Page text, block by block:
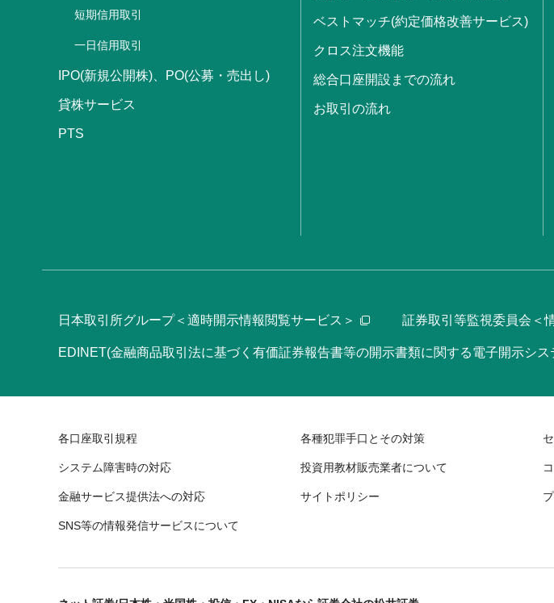
短期信用取引
一日信用取引
IPO(新規公開株)、PO(公募・売出し)
貸株サービス
PTS
ベストマッチ(約定価格改善サービス)
クロス注文機能
総合口座開設までの流れ
お取引の流れ
日本取引所グループ＜適時開示情報閲覧サービス＞ 証券取引等監視委員会＜
EDINET(金融商品取引法に基づく有価証券報告書等の開示書類に関する電子開示シス
各口座取引規程 各種犯罪手口とその対策
システム障害時の対応 投資用教材販売業者について
金融サービス提供法への対応 サイトポリシー
SNS等の情報発信サービスについて